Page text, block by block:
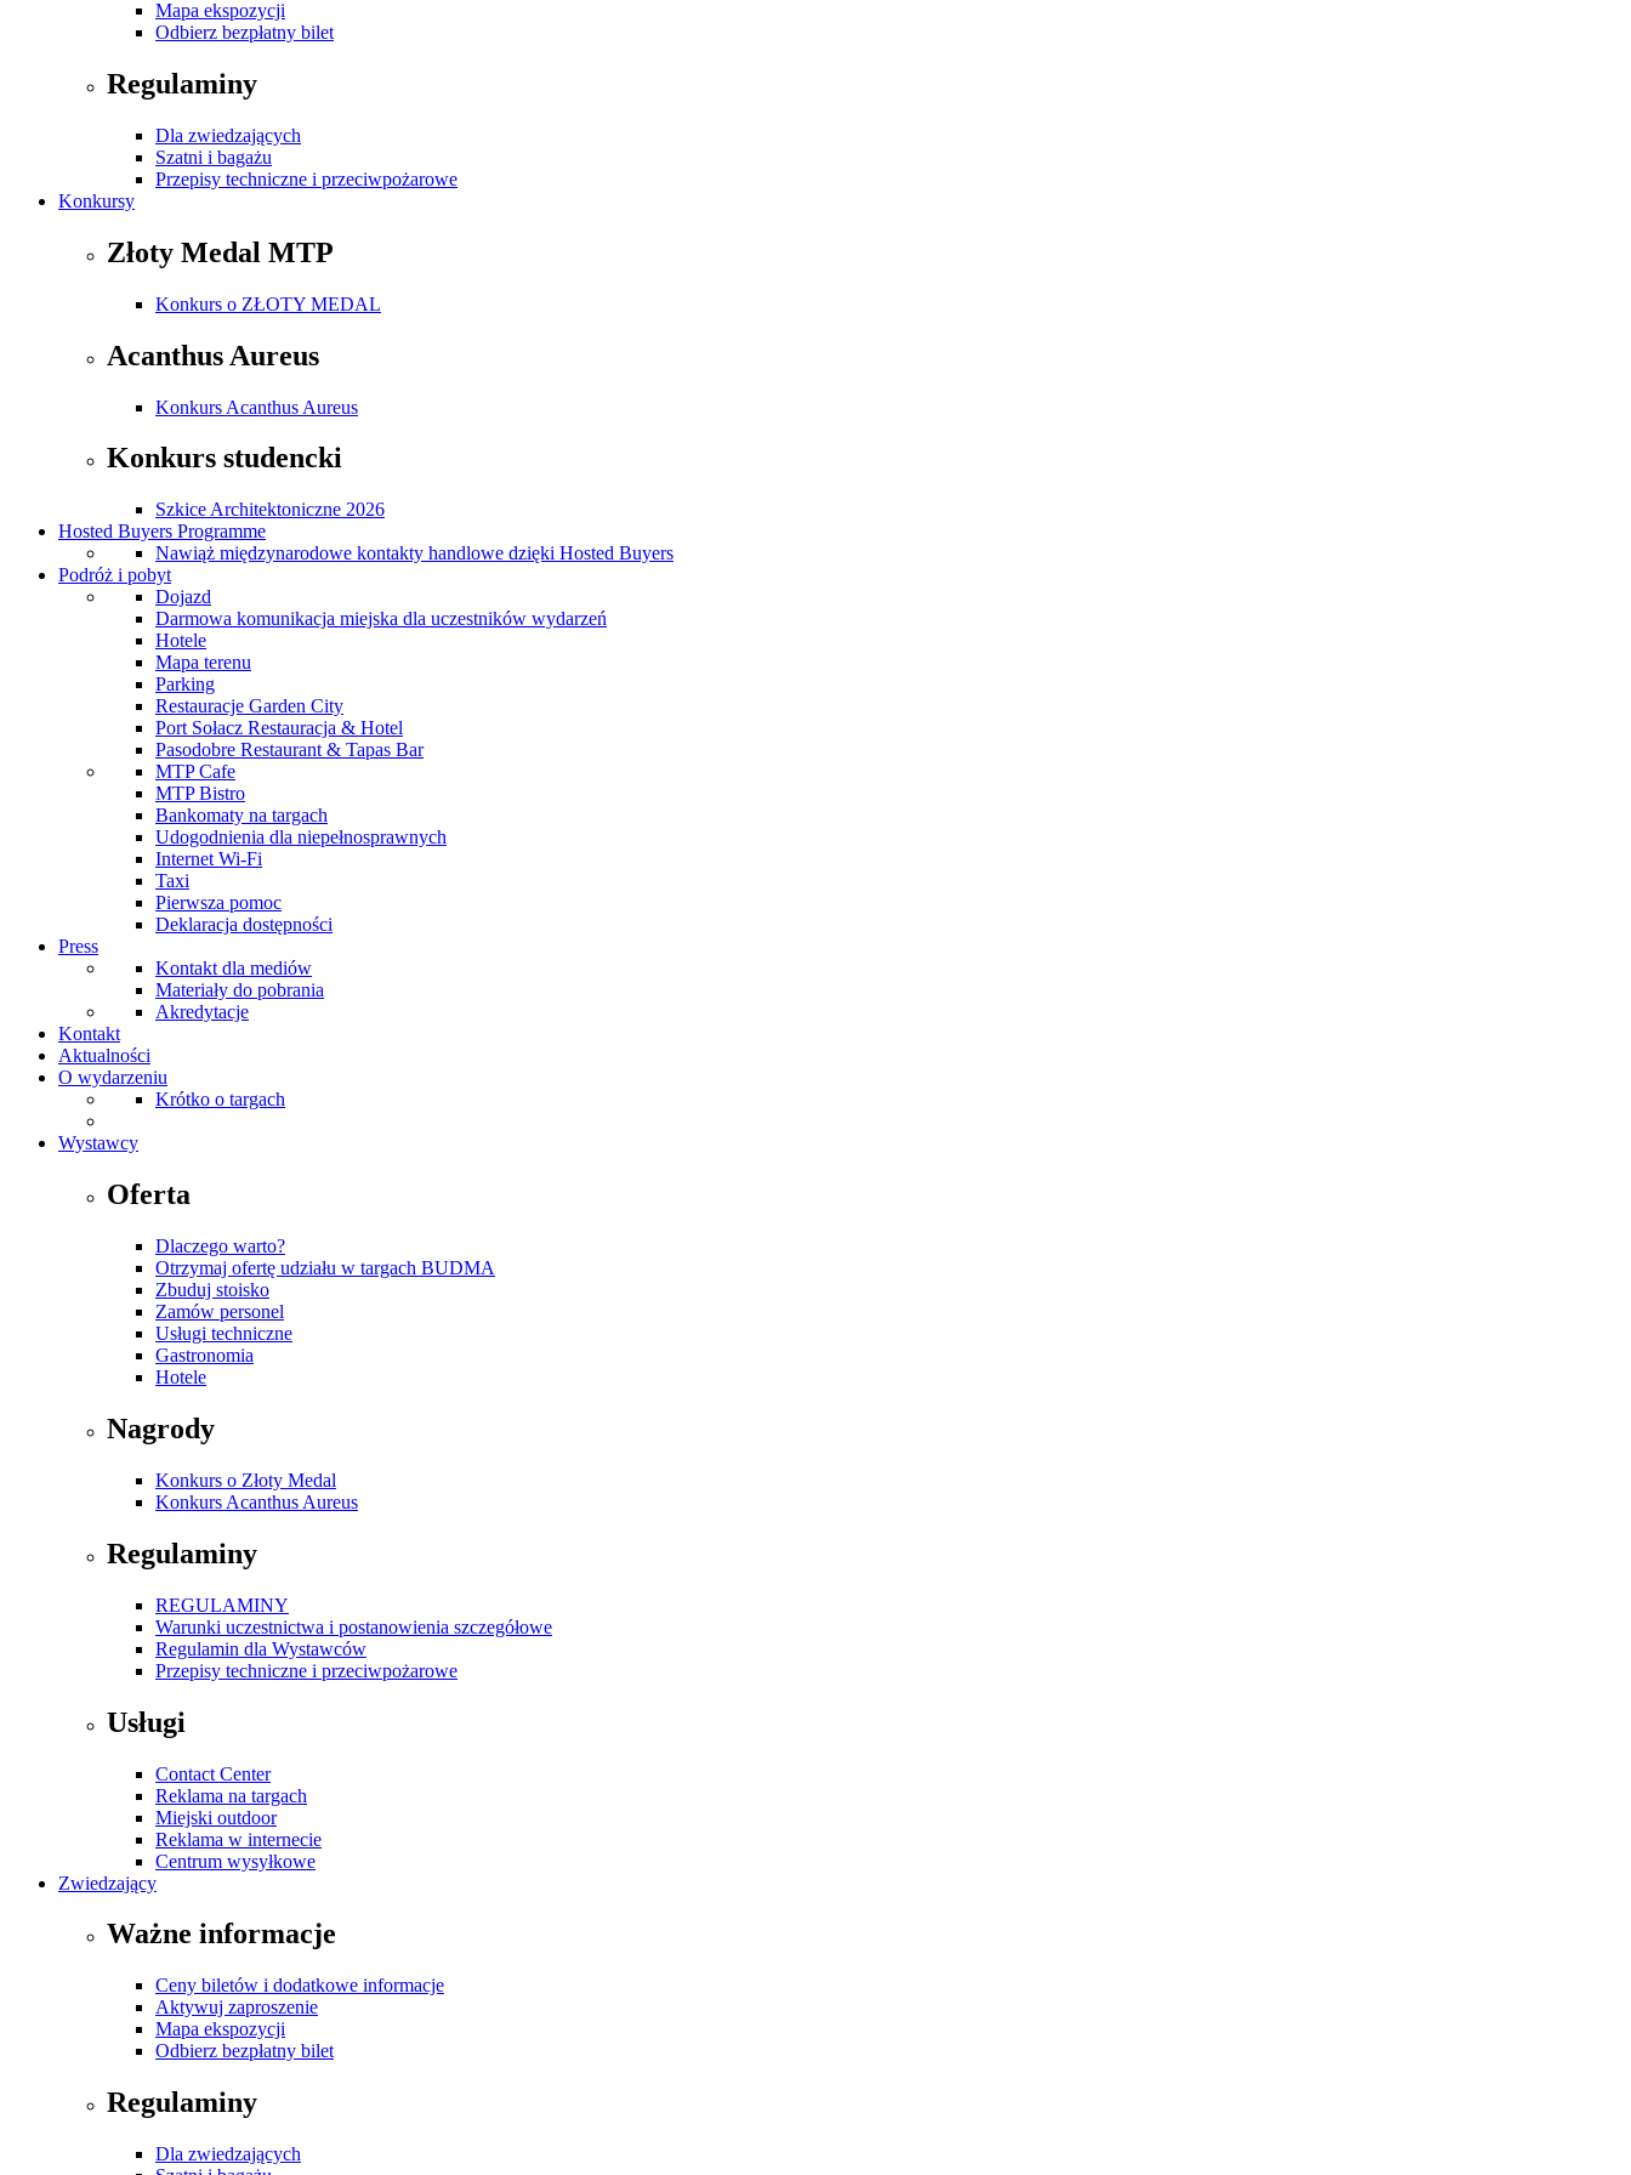
Mapa ekspozycji
Odbierz bezpłatny bilet
Regulaminy
Dla zwiedzających
Szatni i bagażu
Przepisy techniczne i przeciwpożarowe
Konkursy
Złoty Medal MTP
Konkurs o ZŁOTY MEDAL
Acanthus Aureus
Konkurs Acanthus Aureus
Konkurs studencki
Szkice Architektoniczne 2026
Hosted Buyers Programme
Nawiąż międzynarodowe kontakty handlowe dzięki Hosted Buyers
Podróż i pobyt
Dojazd
Darmowa komunikacja miejska dla uczestników wydarzeń
Hotele
Mapa terenu
Parking
Restauracje Garden City
Port Sołacz Restauracja & Hotel
Pasodobre Restaurant & Tapas Bar
MTP Cafe
MTP Bistro
Bankomaty na targach
Udogodnienia dla niepełnosprawnych
Internet Wi-Fi
Taxi
Pierwsza pomoc
Deklaracja dostępności
Press
Kontakt dla mediów
Materiały do pobrania
Akredytacje
Kontakt
Aktualności
O wydarzeniu
Krótko o targach
Wystawcy
Oferta
Dlaczego warto?
Otrzymaj ofertę udziału w targach BUDMA
Zbuduj stoisko
Zamów personel
Usługi techniczne
Gastronomia
Hotele
Nagrody
Konkurs o Złoty Medal
Konkurs Acanthus Aureus
Regulaminy
REGULAMINY
Warunki uczestnictwa i postanowienia szczegółowe
Regulamin dla Wystawców
Przepisy techniczne i przeciwpożarowe
Usługi
Contact Center
Reklama na targach
Miejski outdoor
Reklama w internecie
Centrum wysyłkowe
Zwiedzający
Ważne informacje
Ceny biletów i dodatkowe informacje
Aktywuj zaproszenie
Mapa ekspozycji
Odbierz bezpłatny bilet
Regulaminy
Dla zwiedzających